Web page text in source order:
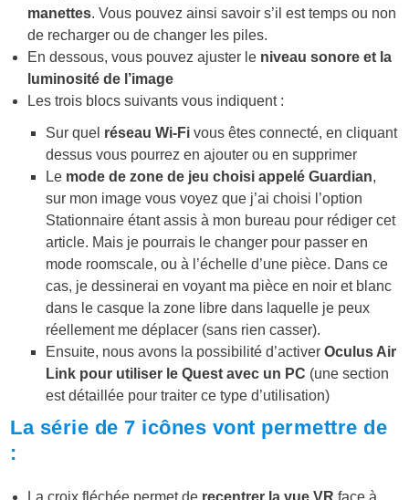
manettes. Vous pouvez ainsi savoir s’il est temps ou non
de recharger ou de changer les piles.
En dessous, vous pouvez ajuster le niveau sonore et la
luminosité de l’image
Les trois blocs suivants vous indiquent :
Sur quel réseau Wi-Fivous êtes connecté, en cliquant
dessus vous pourrez en ajouter ou en supprimer
Le mode de zone de jeu choisi appelé Guardian,
sur mon image vous voyez que j’ai choisi l’option
Stationnaire étant assis à mon bureau pour rédiger cet
article. Mais je pourrais le changer pour passer en
mode roomscale, ou à l’échelle d’une pièce. Dans ce
cas, je dessinerai en voyant ma pièce en noir et blanc
dans le casque la zone libre dans laquelle je peux
réellement me déplacer (sans rien casser).
Ensuite, nous avons la possibilité d’activerOculus Air
Link pour utiliser le Quest avec un PC (une section
est détaillée pour traiter ce type d’utilisation)
La série de 7 icônes vont permettre de
:
La croix fléchée permet de recentrer la vue VR face à